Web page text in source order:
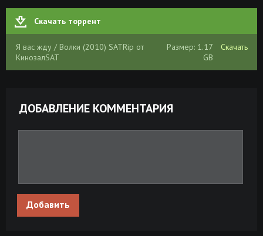
Скачать торрент
Я вас жду / Волки (2010) SATRip от
КинозалSAT
Размер: 1.17
GB
Скачать
ДОБАВЛЕНИЕ КОММЕНТАРИЯ
Добавить